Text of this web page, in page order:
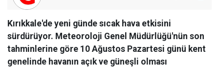
Kırıkkale'de yeni günde sıcak hava etkisini
sürdürüyor. Meteoroloji Genel Müdürlüğü'nün son
tahminlerine göre 10 Ağustos Pazartesi günü kent
genelinde havanın açık ve güneşli olması